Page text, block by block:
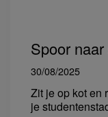
Spoor
30/08/2025
Zit je op kot en
je